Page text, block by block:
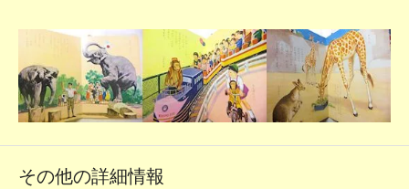
その他の詳細情報